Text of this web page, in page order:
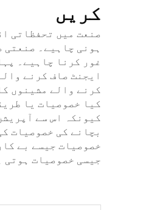
کریں
صنعت میں تحفظاتی
ہونی چاہیے۔
غور کرنا چاہیے۔
ایجنٹ صاف کرنے
کرنے والے مشینوں
کیا خصوصیات یا
کیونکہ اس سے
بچانے کی خصوصیات
خصوصیات جیسے بے
جیسی خصوصیات ہوتی